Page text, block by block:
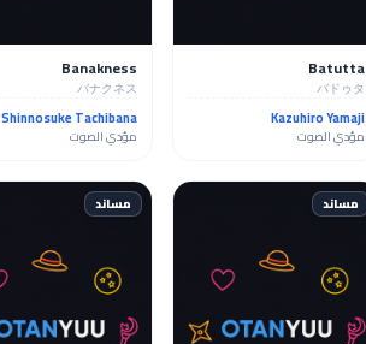
Batutta
バドゥタ
Kazuhiro Yamaji
مؤدي الصوت
Banakness
バナクネス
Shinnosuke Tachibana
مؤدي الصوت
مساند مساند